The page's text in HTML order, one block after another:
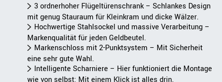
3 ordnerhoher Flügeltürenschrank – Schlankes Design
mit genug Stauraum für Kleinkram und dicke Wälzer.
Hochwertige Stahlsockel und massive Verarbeitung –
Markenqualität für jeden Geldbeutel.
Markenschloss mit 2-Punktsystem – Mit Sicherheit
eine sehr gute Wahl.
Intelligente Scharniere – Hier funktioniert die Montage
wie von selbst: Mit einem Klick ist alles drin.